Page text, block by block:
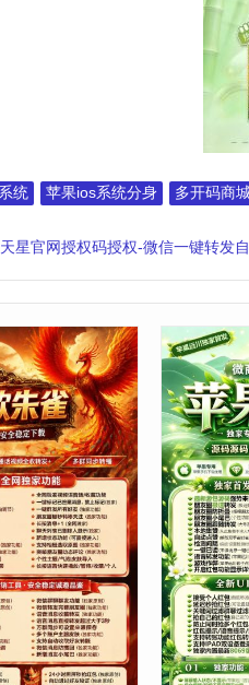
统 苹果ios系统分身 多开码商
星官网授权码授权-微信一键转发
开朱雀授权码商
本】红包转账字
步数-朋友圈视
正版授权
21 人次浏览
【苹果多
转语音-授
内加好友
¥ 68.00
苹果系列